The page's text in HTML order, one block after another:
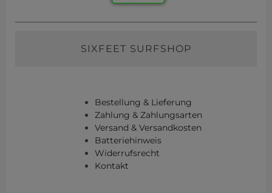
SIXFEET SURFSHOP
Bestellung & Lieferung
Zahlung & Zahlungsarten
Versand & Versandkosten
Batteriehinweis
Widerrufsrecht
Kontakt